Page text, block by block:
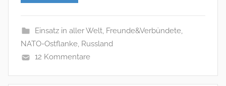
Einsatz in aller Welt, Freunde&Verbündete,
NATO-Ostflanke, Russland
12 Kommentare